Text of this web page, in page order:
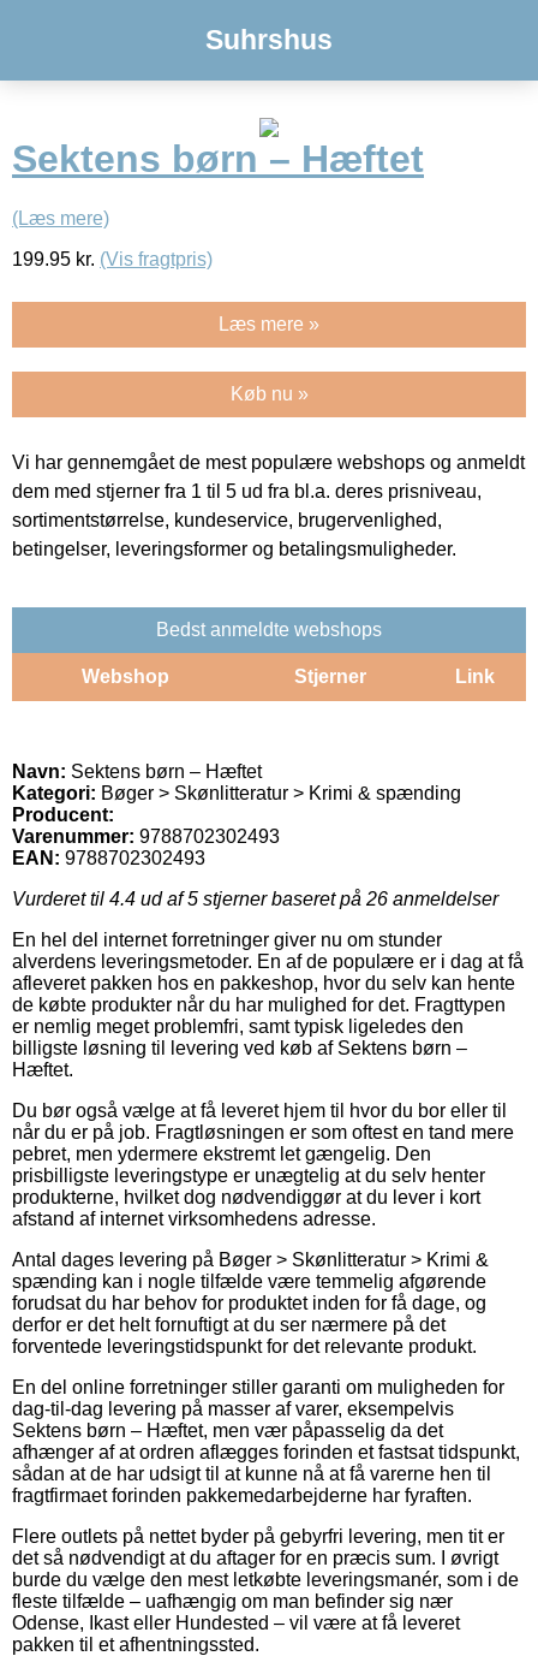
Suhrshus
Sektens børn – Hæftet
(Læs mere)
199.95 kr. (Vis fragtpris)
Læs mere »
Køb nu »
Vi har gennemgået de mest populære webshops og anmeldt
dem med stjerner fra 1 til 5 ud fra bl.a. deres prisniveau,
sortimentstørrelse, kundeservice, brugervenlighed,
betingelser, leveringsformer og betalingsmuligheder.
Bedst anmeldte webshops
Webshop Stjerner Link
Navn: Sektens børn – Hæftet
Kategori: Bøger > Skønlitteratur > Krimi & spænding
Producent:
Varenummer: 9788702302493
EAN: 9788702302493
Vurderet til 4.4 ud af 5 stjerner baseret på 26 anmeldelser
En hel del internet forretninger giver nu om stunder
alverdens leveringsmetoder. En af de populære er i dag at få
afleveret pakken hos en pakkeshop, hvor du selv kan hente
de købte produkter når du har mulighed for det. Fragttypen
er nemlig meget problemfri, samt typisk ligeledes den
billigste løsning til levering ved køb af Sektens børn –
Hæftet.
Du bør også vælge at få leveret hjem til hvor du bor eller til
når du er på job. Fragtløsningen er som oftest en tand mere
pebret, men ydermere ekstremt let gængelig. Den
prisbilligste leveringstype er unægtelig at du selv henter
produkterne, hvilket dog nødvendiggør at du lever i kort
afstand af internet virksomhedens adresse.
Antal dages levering på Bøger > Skønlitteratur > Krimi &
spænding kan i nogle tilfælde være temmelig afgørende
forudsat du har behov for produktet inden for få dage, og
derfor er det helt fornuftigt at du ser nærmere på det
forventede leveringstidspunkt for det relevante produkt.
En del online forretninger stiller garanti om muligheden for
dag-til-dag levering på masser af varer, eksempelvis
Sektens børn – Hæftet, men vær påpasselig da det
afhænger af at ordren aflægges forinden et fastsat tidspunkt,
sådan at de har udsigt til at kunne nå at få varerne hen til
fragtfirmaet forinden pakkemedarbejderne har fyraften.
Flere outlets på nettet byder på gebyrfri levering, men tit er
det så nødvendigt at du aftager for en præcis sum. I øvrigt
burde du vælge den mest letkøbte leveringsmanér, som i de
fleste tilfælde – uafhængig om man befinder sig nær
Odense, Ikast eller Hundested – vil være at få leveret
pakken til et afhentningssted.